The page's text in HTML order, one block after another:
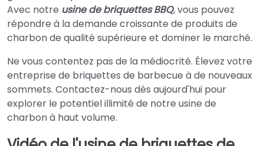
Avec notre usine de briquettes BBQ, vous pouvez
répondre à la demande croissante de produits de
charbon de qualité supérieure et dominer le marché.
Ne vous contentez pas de la médiocrité. Élevez votre
entreprise de briquettes de barbecue à de nouveaux
sommets. Contactez-nous dès aujourd'hui pour
explorer le potentiel illimité de notre usine de
charbon à haut volume.